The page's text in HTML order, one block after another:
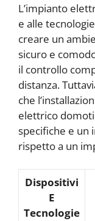
L’impianto
e alle
creare un
sicuro e
il controllo
distanza.
che
elettrico
specifiche e un
rispetto a un
Dispositivi
E
Tecnologie